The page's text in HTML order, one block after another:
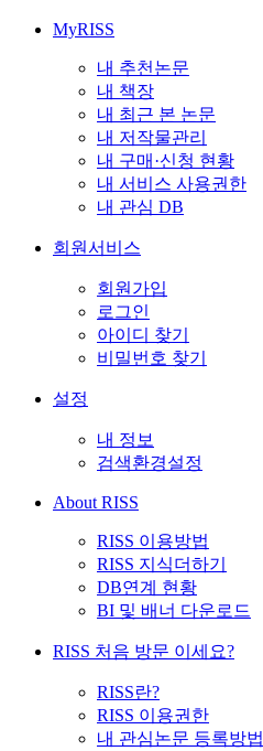
MyRISS
내 추천논문
내 책장
내 최근 본 논문
내 저작물관리
내 구매·신청 현황
내 서비스 사용권한
내 관심 DB
회원서비스
회원가입
로그인
아이디 찾기
비밀번호 찾기
설정
내 정보
검색환경설정
About RISS
RISS 이용방법
RISS 지식더하기
DB연계 현황
BI 및 배너 다운로드
RISS 처음 방문 이세요?
RISS란?
RISS 이용권한
내 관심논문 등록방법